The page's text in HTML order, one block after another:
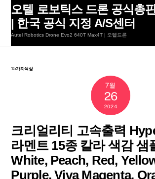
Skip
content
오텔 로보틱스 드론 공식총
| 한국 공식 지정 A/S센터
Autel Robotics Drone Evo2 640T Max4T | 오텔드론
15가지색상
7월
26
2024
크리얼리티 고속출력
라멘트 15종 칼라 색감 샘
White, Peach, Red,
Purple, Viva Magenta,